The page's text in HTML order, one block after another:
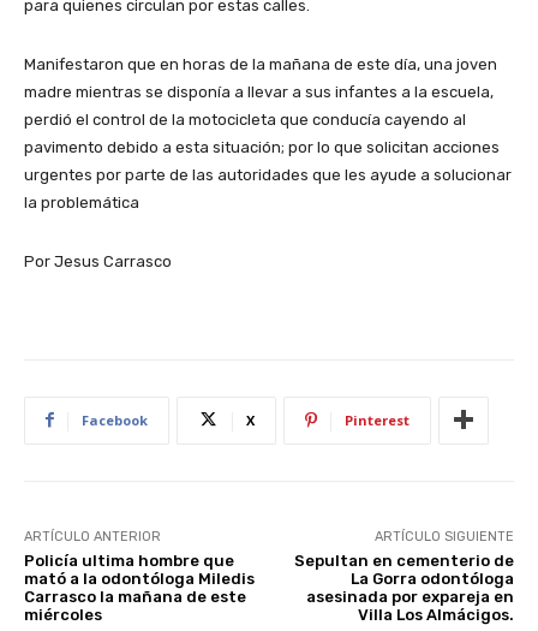
para quienes circulan por estas calles.
Manifestaron que en horas de la mañana de este día, una joven
madre mientras se disponía a llevar a sus infantes a la escuela,
perdió el control de la motocicleta que conducía cayendo al
pavimento debido a esta situación; por lo que solicitan acciones
urgentes por parte de las autoridades que les ayude a solucionar
la problemática
Por Jesus Carrasco
Facebook X Pinterest
ARTÍCULO ANTERIOR
Policía ultima hombre que
mató a la odontóloga Miledis
Carrasco la mañana de este
miércoles
ARTÍCULO SIGUIENTE
Sepultan en cementerio de
La Gorra odontóloga
asesinada por expareja en
Villa Los Almácigos.